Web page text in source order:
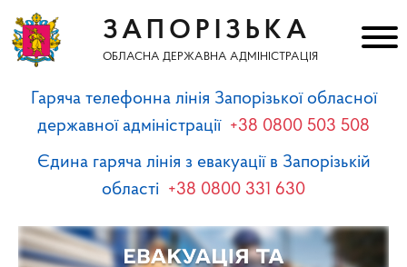
ЗАПОРІЗЬКА
ОБЛАСНА ДЕРЖАВНА АДМІНІСТРАЦІЯ
Гаряча телефонна лінія Запорізької обласної
державної адміністрації +38 0800 503 508
Єдина гаряча лінія з евакуації в Запорізькій
області +38 0800 331 630